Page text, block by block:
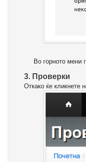
Во горното мени
3. Проверки
Откако ќе кликнете